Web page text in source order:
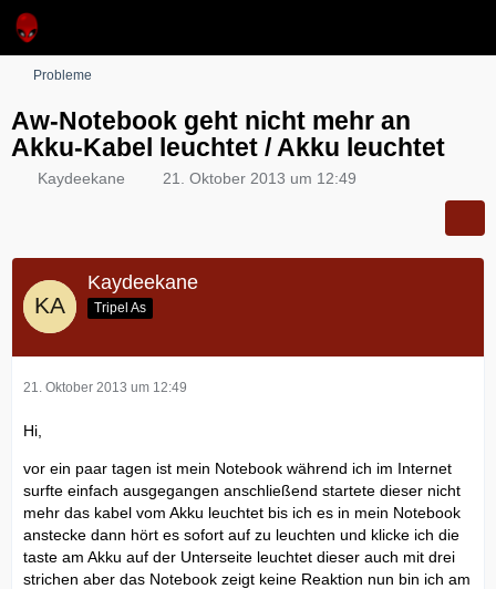
Probleme
Aw-Notebook geht nicht mehr an
Akku-Kabel leuchtet / Akku leuchtet
Kaydeekane 21. Oktober 2013 um 12:49
Kaydeekane
Tripel As
21. Oktober 2013 um 12:49
Hi,
vor ein paar tagen ist mein Notebook während ich im Internet
surfte einfach ausgegangen anschließend startete dieser nicht
mehr das kabel vom Akku leuchtet bis ich es in mein Notebook
anstecke dann hört es sofort auf zu leuchten und klicke ich die
taste am Akku auf der Unterseite leuchtet dieser auch mit drei
strichen aber das Notebook zeigt keine Reaktion nun bin ich am